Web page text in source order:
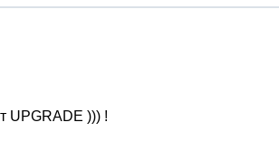
UPGRADE ))) !